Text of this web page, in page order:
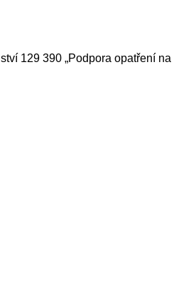
129 390 „Podpora opatření